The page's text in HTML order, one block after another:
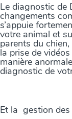
Le diagnostic de
changements
s’appuie
votre animal et
parents du
la prise de
manière
diagnostic de
Et la gestion des